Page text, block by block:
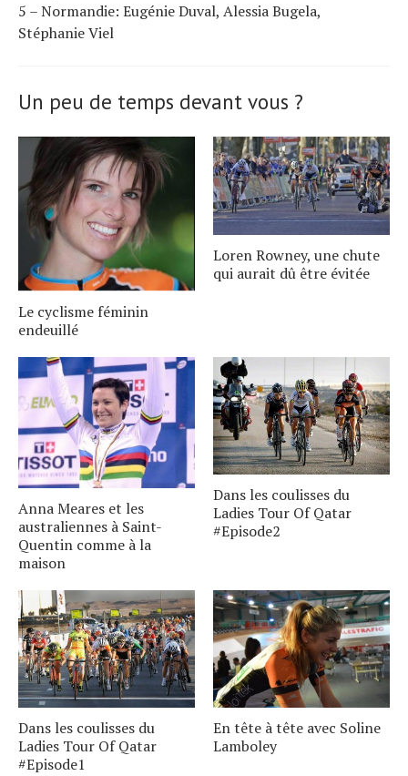
5 – Normandie: Eugénie Duval, Alessia Bugela,
Stéphanie Viel
Un peu de temps devant vous ?
Le cyclisme féminin
endeuillé
Loren Rowney, une chute
qui aurait dû être évitée
Anna Meares et les
australiennes à Saint-
Quentin comme à la
maison
Dans les coulisses du
Ladies Tour Of Qatar
#Episode2
Dans les coulisses du
Ladies Tour Of Qatar
#Episode1
En tête à tête avec Soline
Lamboley